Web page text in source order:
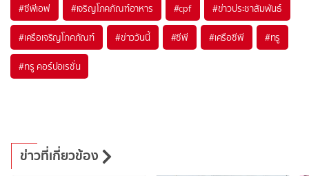
#ซีพีเอฟ #เจริญโภคภัณฑ์อาหาร #cpf #ข่าวประชาสัมพันธ์
#เครือเจริญโภคภัณฑ์ #ข่าววันนี้ #ซีพี #เครือซีพี #ทรู
#ทรู คอร์ปอเรชั่น
ข่าวที่เกี่ยวข้อง